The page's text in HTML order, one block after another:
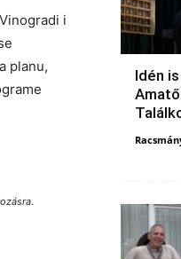
i
planu,
.
Idén